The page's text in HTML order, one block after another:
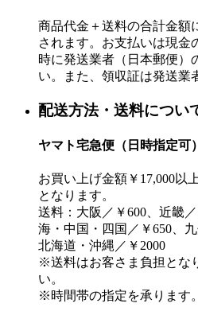
商品代金＋送料の合計金額
されます。お支払いは現金
時に発送業者（日本郵便）
い。また、領収証は発送業
配送方法・送料につい
ヤマト宅急便（日時指定可）
お買い上げ金額￥17,000以
となります。
送料：大阪／￥600、近畿
海・中国・四国／￥650、
北海道・沖縄／￥2000
※送料はお客さま負担とな
い。
※時間帯の指定を承ります。